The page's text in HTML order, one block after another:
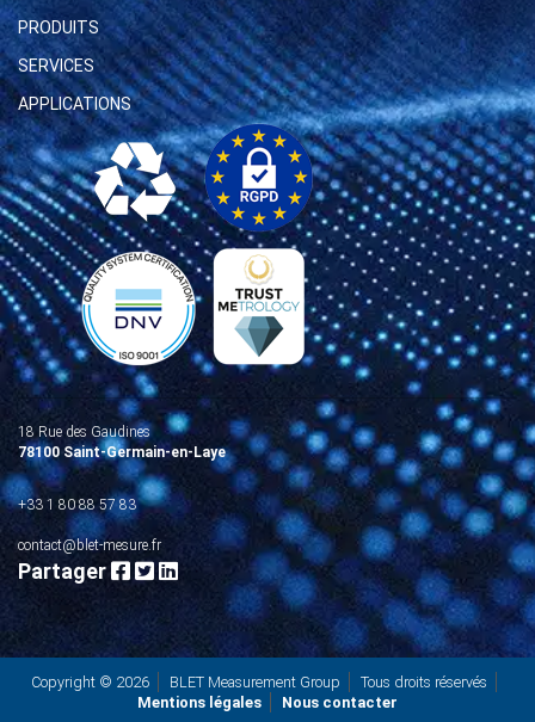
PRODUITS
SERVICES
APPLICATIONS
18 Rue des Gaudines
78100 Saint-Germain-en-Laye
+33 1 80 88 57 83
contact@blet-mesure.fr
Partager
Copyright © 2026 BLET Measurement Group
Tous droits réservés
Mentions légales
Nous contacter